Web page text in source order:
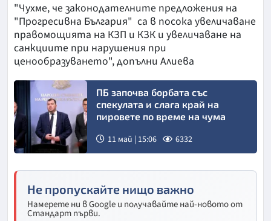
"Чухме, че законодателните предложения на
"Прогресивна България" са в посока увеличаване
правомощията на КЗП и КЗК и увеличаване на
санкциите при нарушения при
ценообразуването", допълни Алиева
ПБ започва борбата със
спекулата и слага край на
пировете по време на чума
11 май | 15:06 6332
Не пропускайте нищо важно
Намерете ни в Google и получавайте най-новото от
Стандарт първи.